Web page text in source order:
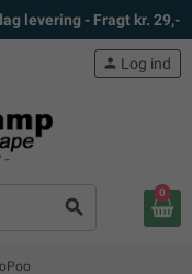
levering - Fragt kr. 29,-
search
person Log ind
0